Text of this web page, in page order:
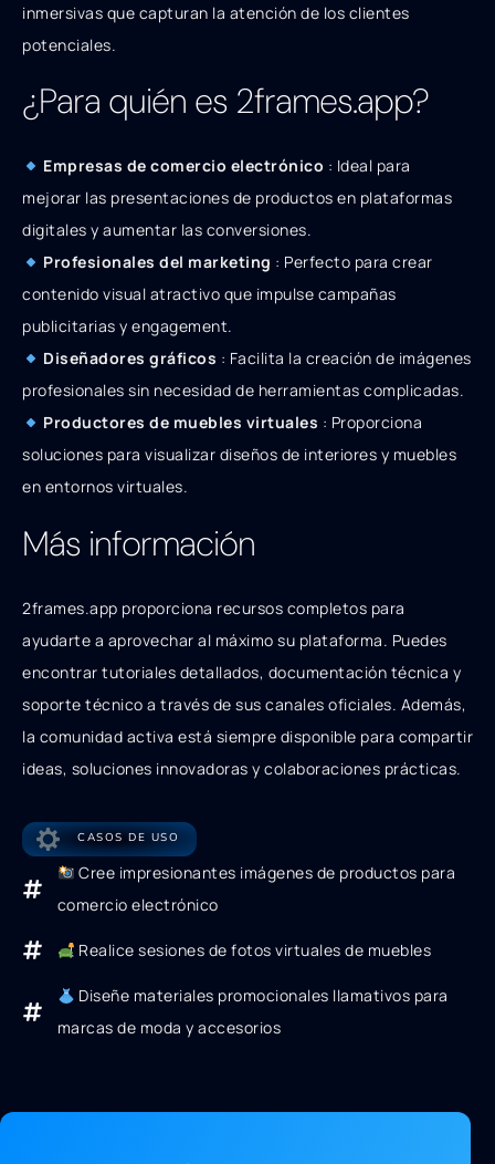
inmersivas que capturan la atención de los clientes
potenciales.
¿Para quién es 2frames.app?
Empresas de comercio electrónico : Ideal para
mejorar las presentaciones de productos en plataformas
digitales y aumentar las conversiones.
Profesionales del marketing : Perfecto para crear
contenido visual atractivo que impulse campañas
publicitarias y engagement.
Diseñadores gráficos : Facilita la creación de imágenes
profesionales sin necesidad de herramientas complicadas.
Productores de muebles virtuales : Proporciona
soluciones para visualizar diseños de interiores y muebles
en entornos virtuales.
Más información
2frames.app proporciona recursos completos para
ayudarte a aprovechar al máximo su plataforma. Puedes
encontrar tutoriales detallados, documentación técnica y
soporte técnico a través de sus canales oficiales. Además,
la comunidad activa está siempre disponible para compartir
ideas, soluciones innovadoras y colaboraciones prácticas.
CASOS DE USO
Cree impresionantes imágenes de productos para
comercio electrónico
Realice sesiones de fotos virtuales de muebles
Diseñe materiales promocionales llamativos para
marcas de moda y accesorios